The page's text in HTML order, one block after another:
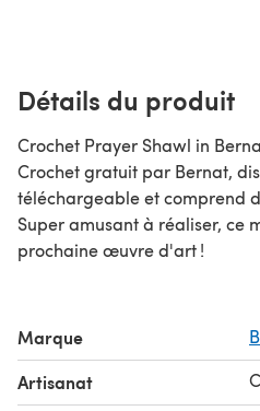
Détails du produit
Crochet Prayer Shawl in
Crochet gratuit par Bernat, disponible au format PDF
téléchargeable et comprend
Super amusant à réaliser, ce
prochaine œuvre d'art !
Marque
Artisanat